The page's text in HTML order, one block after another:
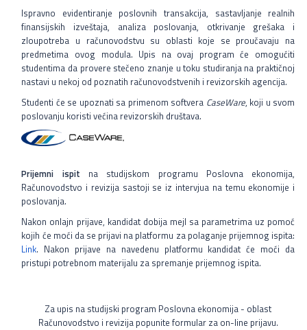
Ispravno evidentiranje poslovnih transakcija, sastavljanje realnih
finansijskih izveštaja, analiza poslovanja, otkrivanje grešaka i
zloupotreba u računovodstvu su oblasti koje se proučavaju na
predmetima ovog modula. Upis na ovaj program će omogućiti
studentima da provere stečeno znanje u toku studiranja na praktičnoj
nastavi u nekoj od poznatih računovodstvenih i revizorskih agencija.
Studenti će se upoznati sa primenom softvera CaseWare, koji u svom
poslovanju koristi većina revizorskih društava.
Prijemni ispit na studijskom programu Poslovna ekonomija,
Računovodstvo i revizija sastoji se iz intervjua na temu ekonomije i
poslovanja.
Nakon onlajn prijave, kandidat dobija mejl sa parametrima uz pomoć
kojih će moći da se prijavi na platformu za polaganje prijemnog ispita:
Link. Nakon prijave na navedenu platformu kandidat će moći da
pristupi potrebnom materijalu za spremanje prijemnog ispita.
Za upis na studijski program Poslovna ekonomija - oblast
Računovodstvo i revizija popunite formular za on-line prijavu.